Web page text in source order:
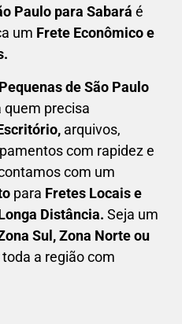
Paulo para Sabará é
um Frete Econômico e
.
de São Paulo
quem precisa
arquivos,
com rapidez e
com um
para Fretes Locais e
Distância. Seja um
Sul, Zona Norte ou
a região com